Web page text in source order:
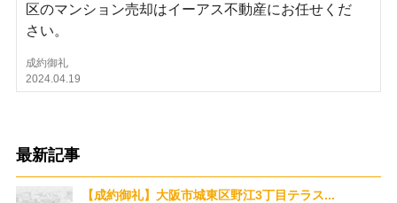
区のマンション売却はイーアス不動産にお任せくだ
さい。
成約御礼
2024.04.19
最新記事
【成約御礼】大阪市城東区野江3丁目テラス...